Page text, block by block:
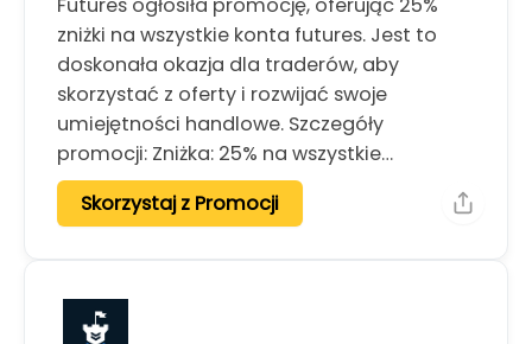
zniżki na wszystkie konta futures. Jest to
doskonała okazja dla traderów, aby
skorzystać z oferty i rozwijać swoje
umiejętności handlowe. Szczegóły
promocji: Zniżka: 25% na wszystkie…
Skorzystaj z Promocji